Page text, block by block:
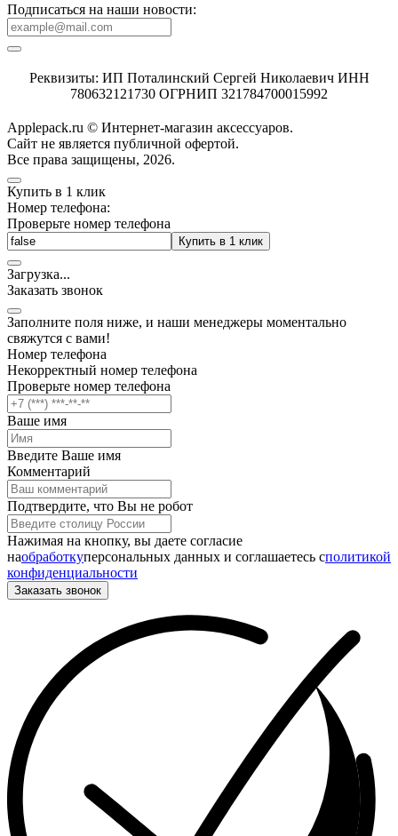
Подписаться на наши новости:
Реквизиты: ИП Поталинский Сергей Николаевич ИНН
780632121730 ОГРНИП 321784700015992
Applepack.ru © Интернет-магазин аксессуаров.
Cайт не является публичной офертой.
Все права защищены, 2026.
Купить в 1 клик
Номер телефона:
Проверьте номер телефона
Купить в 1 клик
Загрузка...
Заказать звонок
Заполните поля ниже, и наши менеджеры моментально
свяжутся с вами!
Номер телефона
Некорректный номер телефона
Проверьте номер телефона
Ваше имя
Введите Ваше имя
Комментарий
Подтвердите, что Вы не робот
Нажимая на кнопку, вы даете согласие
наобработкуперсональных данных и соглашаетесь cполитикой
конфиденциальности
Заказать звонок